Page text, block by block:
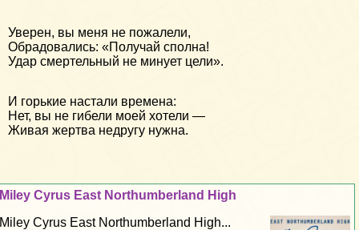
Уверен, вы меня не пожалели,
Обрадовались: «Получай сполна!
Удар смертельный не минует цели».
И горькие настали времена:
Нет, вы не гибели моей хотели —
Живая жертва недругу нужна.
Miley Cyrus East Northumberland High
Miley Cyrus East Northumberland High...